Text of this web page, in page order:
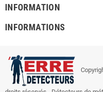
INFORMATION
INFORMATIONS